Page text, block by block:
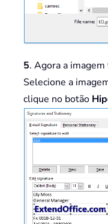
5. Agora a
Selecione a
clique no botão